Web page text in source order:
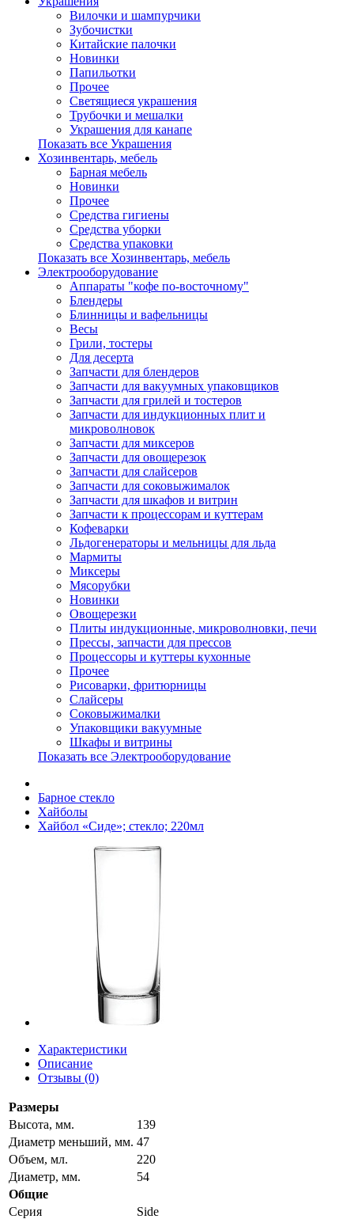
Вилочки и шампурчики
Зубочистки
Китайские палочки
Новинки
Папильотки
Прочее
Светящиеся украшения
Трубочки и мешалки
Украшения для канапе
Показать все Украшения
Хозинвентарь, мебель
Барная мебель
Новинки
Прочее
Средства гигиены
Средства уборки
Средства упаковки
Показать все Хозинвентарь, мебель
Электрооборудование
Аппараты "кофе по-восточному"
Блендеры
Блинницы и вафельницы
Весы
Грили, тостеры
Для десерта
Запчасти для блендеров
Запчасти для вакуумных упаковщиков
Запчасти для грилей и тостеров
Запчасти для индукционных плит и
микроволновок
Запчасти для миксеров
Запчасти для овощерезок
Запчасти для слайсеров
Запчасти для соковыжималок
Запчасти для шкафов и витрин
Запчасти к процессорам и куттерам
Кофеварки
Льдогенераторы и мельницы для льда
Мармиты
Миксеры
Мясорубки
Новинки
Овощерезки
Плиты индукционные, микроволновки, печи
Прессы, запчасти для прессов
Процессоры и куттеры кухонные
Прочее
Рисоварки, фритюрницы
Слайсеры
Соковыжималки
Упаковщики вакуумные
Шкафы и витрины
Показать все Электрооборудование
Барное стекло
Хайболы
Хайбол «Сиде»; стекло; 220мл
Характеристики
Описание
Отзывы (0)
Размеры
Высота, мм.
139
Диаметр меньший, мм. 47
Объем, мл.
220
Диаметр, мм.
54
Общие
Серия
Side